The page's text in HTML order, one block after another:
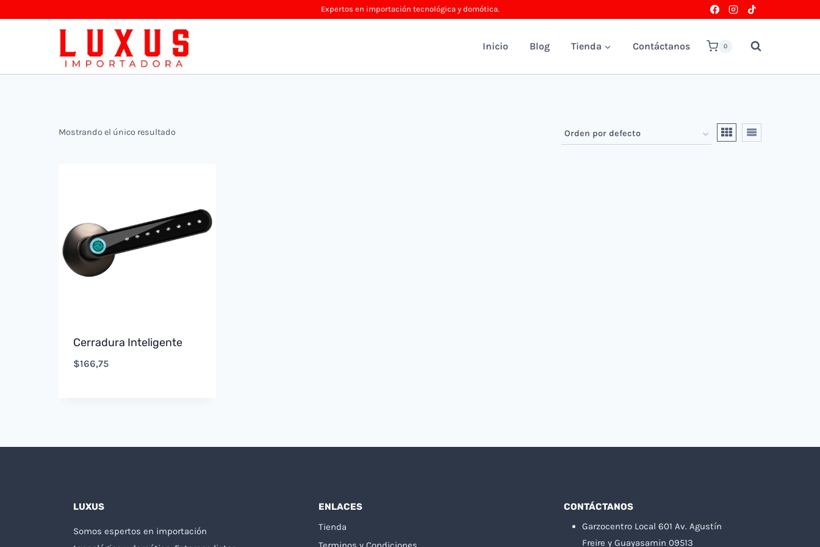
Expertos en importación tecnológica y domótica.
Inicio Blog Tienda Contáctanos 0
Mostrando el único resultado
Cerradura Inteligente
$166,75
LUXUS
Somos espertos en importación
ENLACES
Tienda
CONTÁCTANOS
Garzocentro Local 601 Av. Agustín
Freire y Guayasamin 09513